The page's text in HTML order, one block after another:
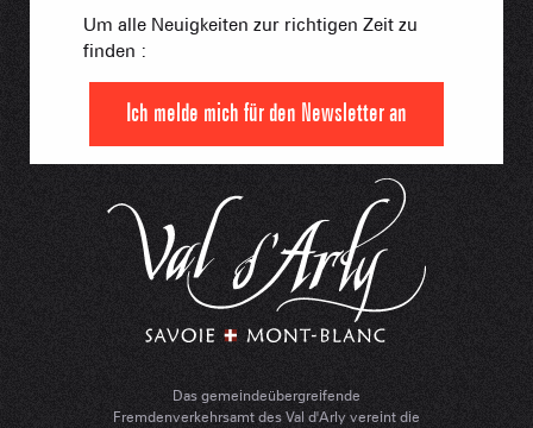
Das gemeindeübergreifende
Fremdenverkehrsamt des Val d'Arly vereint die
Um alle Neuigkeiten zur richtigen Zeit zu
finden :
Ich melde mich für den Newsletter an